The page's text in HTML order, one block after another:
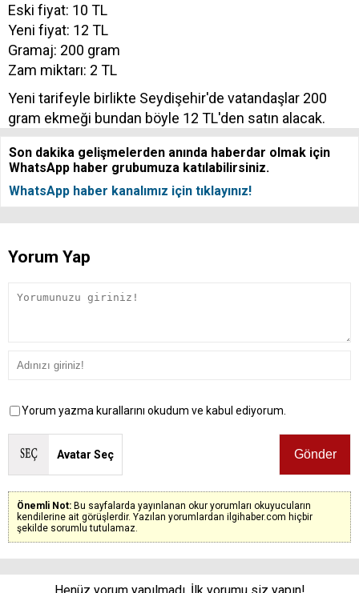
Eski fiyat: 10 TL
Yeni fiyat: 12 TL
Gramaj: 200 gram
Zam miktarı: 2 TL
Yeni tarifeyle birlikte Seydişehir'de vatandaşlar 200
gram ekmeği bundan böyle 12 TL'den satın alacak.
Son dakika gelişmelerden anında haberdar olmak için
WhatsApp haber grubumuza katılabilirsiniz.
WhatsApp haber kanalımız için tıklayınız!
Yorum Yap
Yorum yazma kurallarını okudum ve kabul ediyorum.
Avatar Seç
Önemli Not: Bu sayfalarda yayınlanan okur yorumları okuyucuların
kendilerine ait görüşlerdir. Yazılan yorumlardan ilgihaber.com hiçbir
şekilde sorumlu tutulamaz.